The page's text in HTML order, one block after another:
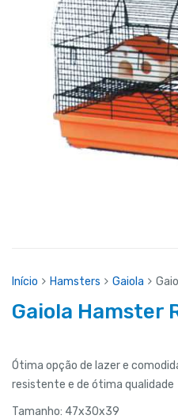
Início Hamsters Gaiola
Gaiola Hamster
Ótima opção de lazer e
resistente e de ótima qualidade
Tamanho: 47x30x39